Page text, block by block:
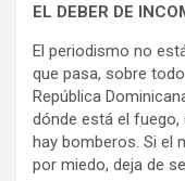
EL DEBER DE
El periodismo no
que pasa, sobre
República
dónde está el
hay bomberos. Si el
por miedo, deja de